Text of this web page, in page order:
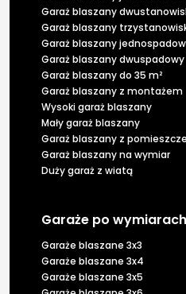
Garaż blaszany
Garaż blaszany
Garaż blaszany
Garaż blaszany dwuspadowy
Garaż blaszany do 35 m²
Garaż blaszany z montażem
Wysoki garaż blaszany
Mały garaż blaszany
Garaż blaszany z
Garaż blaszany na wymiar
Duży garaż z wiatą
Garaże po
Garaże blaszane 3x3
Garaże blaszane 3x4
Garaże blaszane 3x5